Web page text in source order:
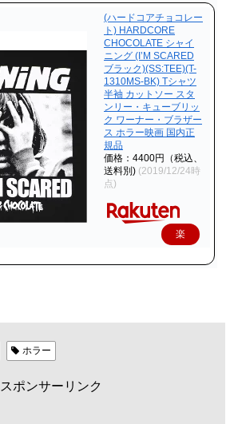
(ハードコアチョコレー
ト) HARDCORE
CHOCOLATE シャイ
ニング (I’M SCARED
ブラック)(SS:TEE)(T-
1310MS-BK) Tシャツ
半袖 カットソー スタ
ンリー・キューブリッ
ク ワーナー・ブラザー
ス ホラー映画 国内正
規品
価格：4400円（税込、
送料別) (2019/12/24時
点)
楽
入
ホラー
スポンサーリンク